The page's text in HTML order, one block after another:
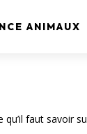
ANIMAUX
qu’il faut savoir